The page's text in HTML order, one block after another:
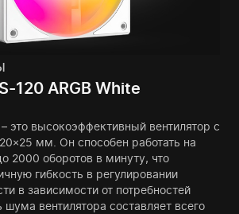
120 ARGB White
это высокоэффективный вентилятор с
мм. Он способен работать на
2000 оборотов в минуту, что
гибкость в регулировании
в зависимости от потребностей
вентилятора составляет всего